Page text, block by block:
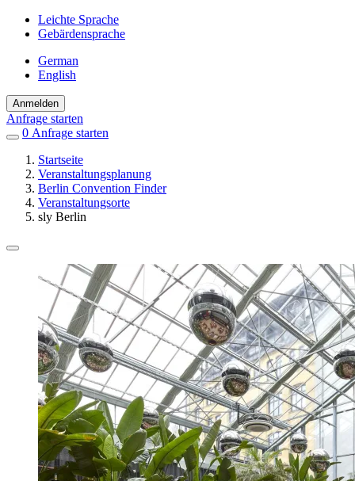
Leichte Sprache
Gebärdensprache
German
English
Anmelden
Anfrage starten
0 Einträge
Favoriten
Anfrage starten
Startseite
Veranstaltungsplanung
Berlin Convention Finder
Veranstaltungsorte
sly Berlin